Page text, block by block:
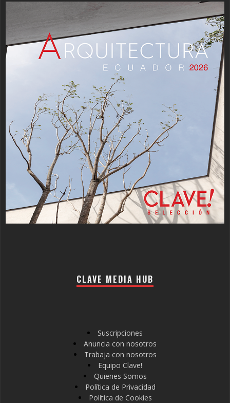
CLAVE MEDIA HUB
Suscripciones
Anuncia con nosotros
Trabaja con nosotros
Equipo Clave!
Quienes Somos
Política de Privacidad
Política de Cookies